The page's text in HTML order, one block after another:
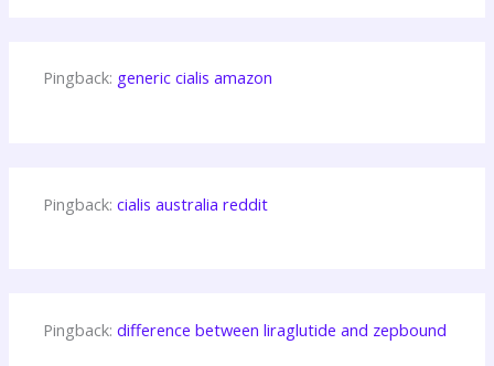
Pingback: generic cialis amazon
Pingback:cialis australia reddit
Pingback:difference between liraglutide and zepbound